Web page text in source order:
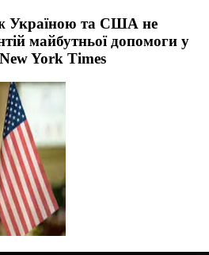
Україною та США не
майбутньої допомоги у
York Times